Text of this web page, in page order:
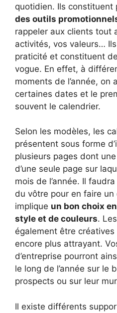
quotidien. Ils constituent
des outils
rappeler aux clients tout
activités, vos valeurs…
praticité et constituent
vogue. En effet, à
moments de l’année, on
certaines dates et le
souvent le calendrier.
Selon les modèles, les
présentent sous forme
plusieurs pages dont
d’une seule page sur
mois de l’année. Il
du vôtre pour en faire un
implique un bon choix
style et de couleurs.
également être
encore plus attrayant.
d’entreprise pourront
le long de l’année sur le
prospects ou sur leur
Il existe différents